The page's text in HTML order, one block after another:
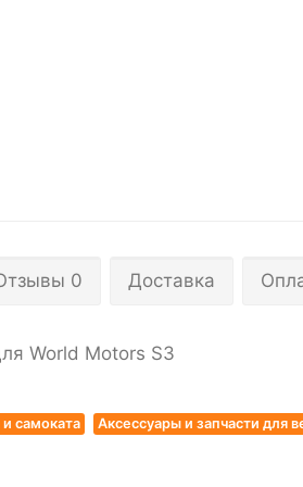
0 Доставка
World Motors S3
и самоката Аксессуары и запчасти для